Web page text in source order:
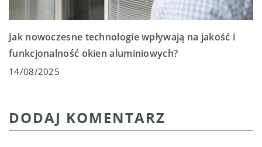
Jak nowoczesne technologie wpływają na jakość i
funkcjonalność okien aluminiowych?
14/08/2025
DODAJ KOMENTARZ